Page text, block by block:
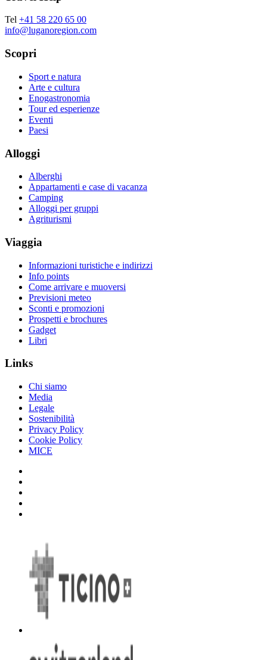
Tel +41 58 220 65 00
info@luganoregion.com
Scopri
Sport e natura
Arte e cultura
Enogastronomia
Tour ed esperienze
Eventi
Paesi
Alloggi
Alberghi
Appartamenti e case di vacanza
Camping
Alloggi per gruppi
Agriturismi
Viaggia
Informazioni turistiche e indirizzi
Info points
Come arrivare e muoversi
Previsioni meteo
Sconti e promozioni
Prospetti e brochures
Gadget
Libri
Links
Chi siamo
Media
Legale
Sostenibilità
Privacy Policy
Cookie Policy
MICE